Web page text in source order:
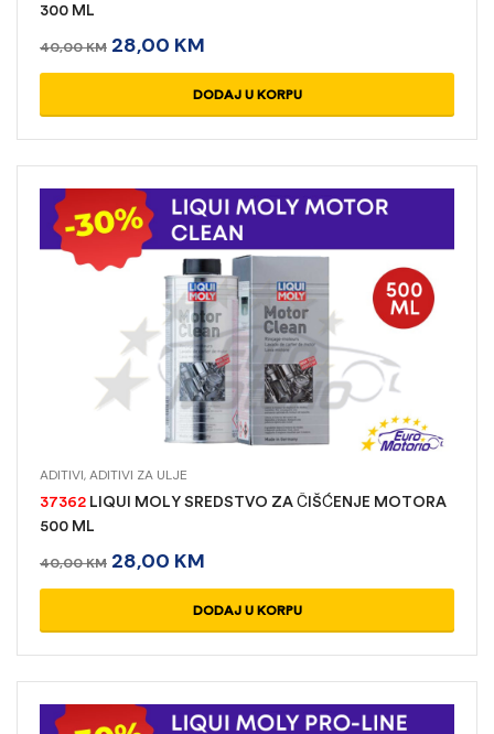
300 ML
40,00KM 28,00 KM
DODAJ U KORPU
ADITIVI,ADITIVI ZA ULJE
37362 LIQUI MOLY SREDSTVO ZA ČIŠĆENJE MOTORA
500 ML
40,00KM 28,00 KM
DODAJ U KORPU